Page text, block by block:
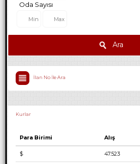
Oda Sayısı
Ara
İlan No İle Ara
Kurlar
Para Birimi Alış
$ 47.523